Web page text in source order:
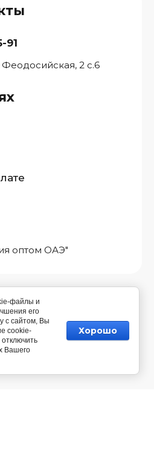
оптом ОАЭ"
91
2 с.6
косметики
файлы и
его
с сайтом, Вы
cookie-
Вашего
Хорошо